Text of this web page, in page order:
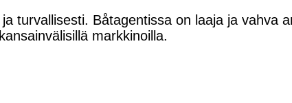
turvallisesti. Båtagentissa on laaja ja vahva
markkinoilla.